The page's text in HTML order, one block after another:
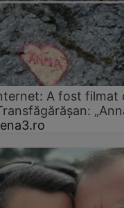
A fost filmat